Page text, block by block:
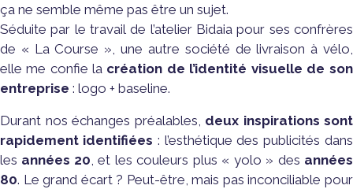
ça ne semble même pas être un sujet.
Séduite par le travail de l’atelier Bidaia pour ses confrères
de « La Course », une autre société de livraison à vélo,
elle me confie la création de l’identité visuelle de son
entreprise : logo + baseline.
Durant nos échanges préalables, deux inspirations sont
rapidement identifiées : l’esthétique des publicités dans
les années 20 , et les couleurs plus « yolo » des années
80. Le grand écart ? Peut-être, mais pas inconciliable pour